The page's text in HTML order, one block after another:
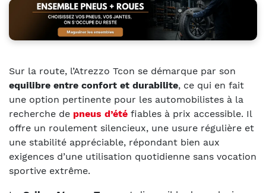
Sur la route, l’Atrezzo Tcon se démarque par son
equilibre entre confort et durabilite, ce qui en fait
une option pertinente pour les automobilistes à la
recherche de pneus d’été fiables à prix accessible. Il
offre un roulement silencieux, une usure régulière et
une stabilité appréciable, répondant bien aux
exigences d’une utilisation quotidienne sans vocation
sportive extrême.